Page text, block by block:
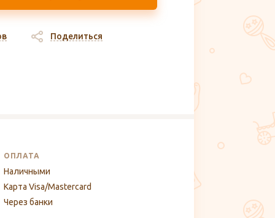
Поделиться
ОПЛАТА
Наличными
Карта Visa/Mastercard
Через банки